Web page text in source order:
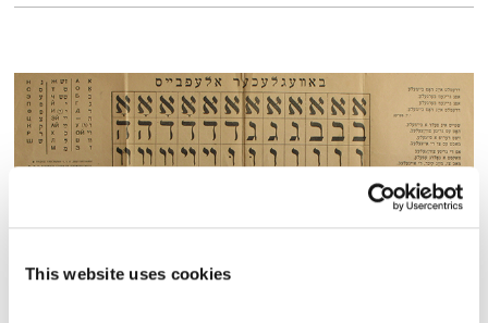
This website uses cookies